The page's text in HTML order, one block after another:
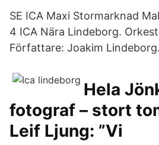
SE ICA Maxi Stormarknad
4 ICA Nära Lindeborg.
Författare: Joakim Lindeborg.
Hela
fotograf – stort
Leif Ljung: ”Vi